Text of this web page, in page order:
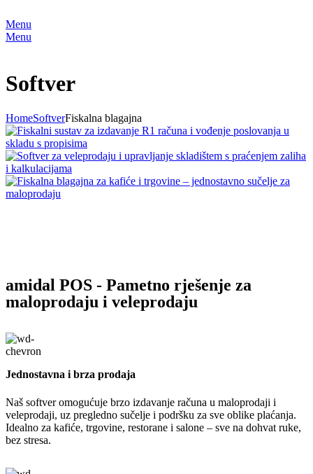
Menu
Menu
Softver
HomeSoftverFiskalna blagajna
amidal POS - Pametno rješenje za
maloprodaju i veleprodaju
Jednostavna i brza prodaja
Naš softver omogućuje brzo izdavanje računa u maloprodaji i
veleprodaji, uz pregledno sučelje i podršku za sve oblike plaćanja.
Idealno za kafiće, trgovine, restorane i salone – sve na dohvat ruke,
bez stresa.